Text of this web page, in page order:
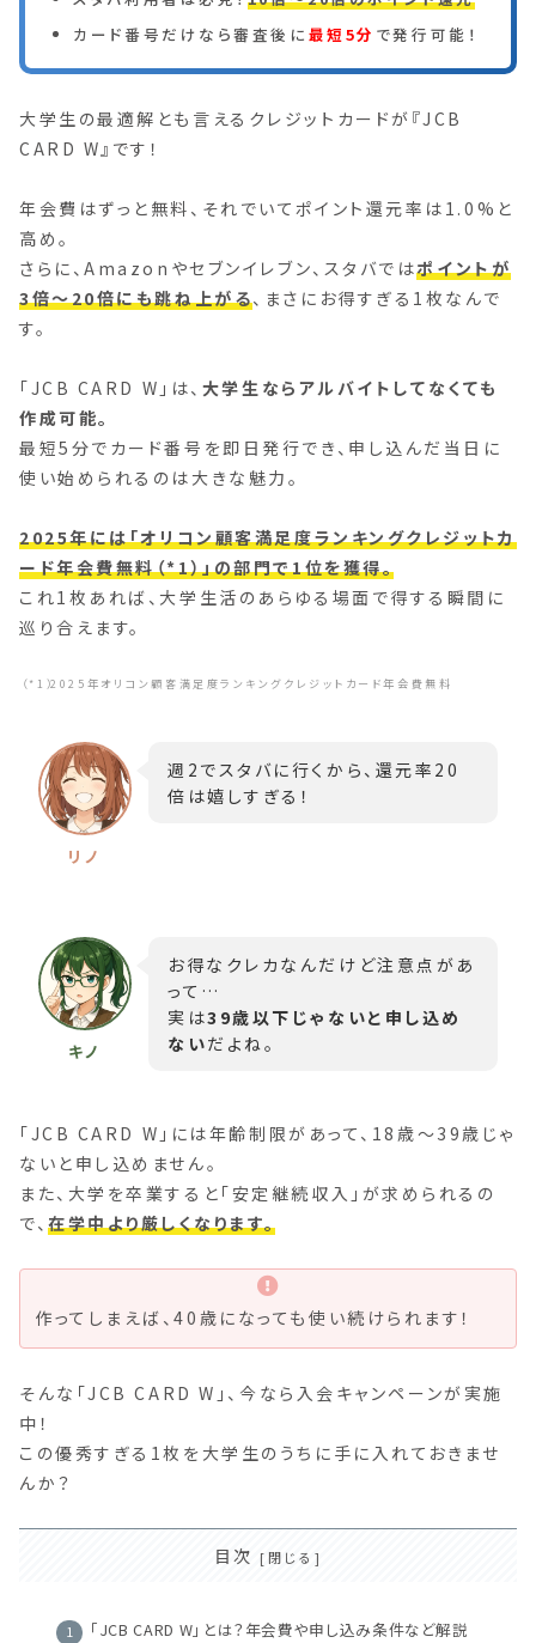
カード番号だけなら審査後に 最短5分 で発行可能！
大学生の最適解とも言えるクレジットカードが『JCB
CARD W』です！
年会費はずっと無料、それでいてポイント還元率は1.0%と
高め。
さらに、Amazonやセブンイレブン、スタバではポイントが
3倍～20倍にも跳ね上がる、まさにお得すぎる1枚なんで
す。
「JCB CARD W」は、 大学生ならアルバイトしてなくても
作成可能。
最短5分でカード番号を即日発行でき、申し込んだ当日に
使い始められるのは大きな魅力。
2025年には「オリコン顧客満足度ランキングクレジットカ
ード年会費無料（*1）」の部門で1位を獲得。
これ1枚あれば、大学生活のあらゆる場面で得する瞬間に
巡り合えます。
2025年オリコン顧客満足度ランキングクレジットカード年会費無料
週2でスタバに行くから、還元率20
倍は嬉しすぎる！
お得なクレカなんだけど注意点があ
って…
実は39歳以下じゃないと申し込め
ないだよね。
「JCB CARD W」には年齢制限があって、18歳～39歳じゃ
ないと申し込めません。
また、大学を卒業すると「安定継続収入」が求められるの
で、在学中より厳しくなります。
作ってしまえば、40歳になっても使い続けられます！
そんな「JCB CARD W」、今なら入会キャンペーンが実施
中！
この優秀すぎる1枚を大学生のうちに手に入れておきませ
んか？
目次
「JCB CARD W」とは？年会費や申し込み条件など解説